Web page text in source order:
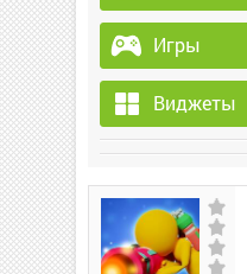
Игры
Виджеты